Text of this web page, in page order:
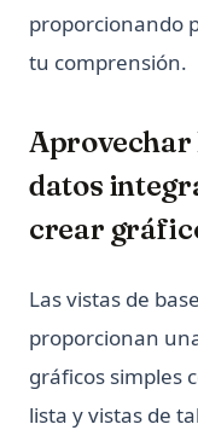
Statement
What is Scikit-
What is XGBoost,
Algorithms
What is an
What is the
Zen of Python: All
Zen of Python: Qué
[Explained] How to
PySpark
proporcionando
tu comprensión.
Aprovechar
datos
crear
Las vistas de
proporcionan
gráficos simples
lista y vistas de